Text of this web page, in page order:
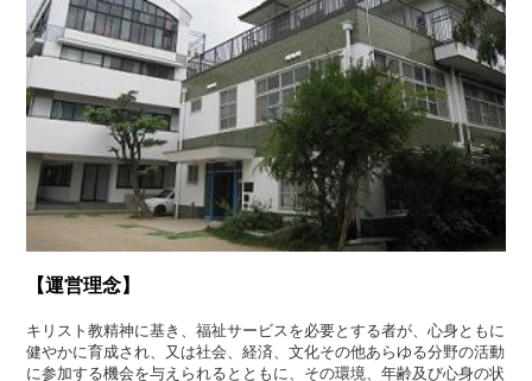
【運営理念】
キリスト教精神に基き、福祉サービスを必要とする者が、心身ともに
健やかに育成され、又は社会、経済、文化その他あらゆる分野の活動
に参加する機会を与えられるとともに、その環境、年齢及び心身の状